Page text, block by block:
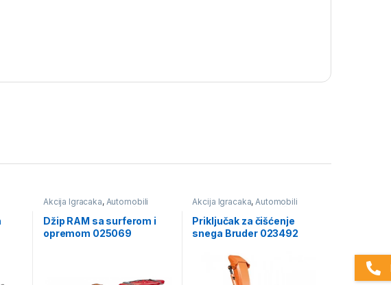
Akcija Igracaka, Automobili
avioni i helikopteri
Džip RAM sa surferom i
opremom 025069
Akcija Igracaka,Automobili
avioni i helikopteri
Priključak za čišćenje
snega Bruder 023492